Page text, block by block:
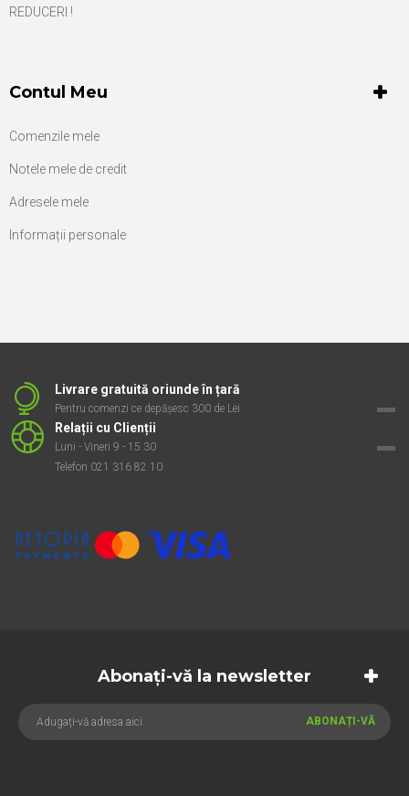
REDUCERI !
Contul Meu
Comenzile mele
Notele mele de credit
Adresele mele
Informații personale
Livrare gratuită oriunde în țară
Pentru comenzi ce depășesc 300 de Lei
Relații cu Clienții
Luni - Vineri 9 - 15.30
Telefon 021 316 82 10
Abonați-vă la newsletter
ABONAȚI-VĂ